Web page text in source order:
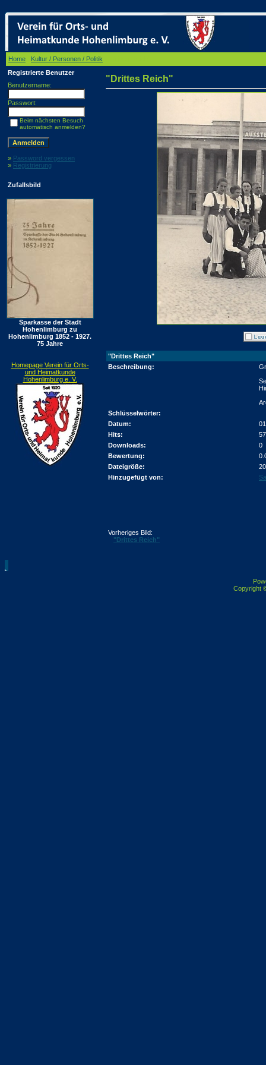
Home Kultur / Personen / Politik
Registrierte Benutzer
Benutzername:
Passwort:
Beim nächsten Besuch
automatisch anmelden?
» Password vergessen
» Registrierung
Zufallsbild
Sparkasse der Stadt
Hohenlimburg zu
Hohenlimburg 1852 - 1927.
75 Jahre
Homepage Verein für Orts-
und Heimatkunde
Hohenlimburg e. V.
"Drittes Reich"
"Drittes Reich"
Beschreibung:
Schlüsselwörter:
Datum:
Hits:
Downloads:
0
Bewertung:
Dateigröße:
Hinzugefügt von:
Vorheriges Bild:
"Drittes Reich"
Copyright